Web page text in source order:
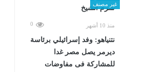
غير مصنف
منذ 10 أشهر 0
نتنياهو: وفد إسرائيلي برئاسة
ديرمر يصل مصر غدا
للمشاركة فى مفاوضات